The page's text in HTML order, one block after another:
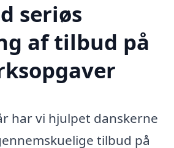
seriøs
af tilbud på
har vi hjulpet danskerne
tilbud på